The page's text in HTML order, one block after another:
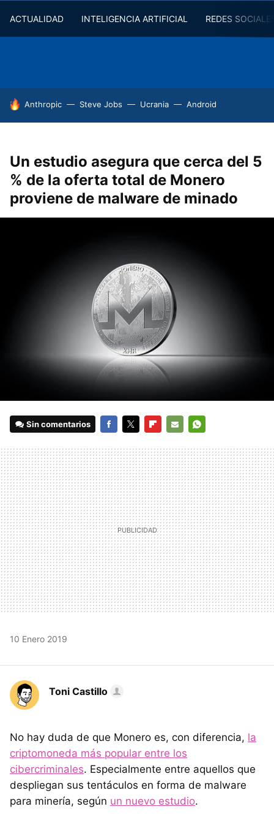
ACTUALIDAD INTELIGENCIA ARTIFICIAL REDES
HOY SE HABLA DE
Anthropic Steve Jobs Ucrania Android
Un estudio asegura que cerca del 5
% de la oferta total de Monero
proviene de malware de minado
Sin comentarios
MAIL
10 Enero 2019
Toni Castillo
No hay duda de que Monero es, con diferencia, la
criptomoneda más popular entre los
cibercriminales. Especialmente entre aquellos que
despliegan sus tentáculos en forma de malware
para minería, según un nuevo estudio.